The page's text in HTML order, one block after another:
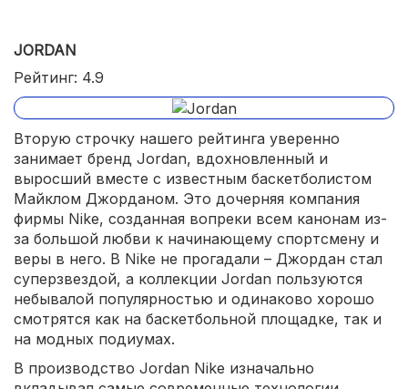
JORDAN
Рейтинг: 4.9
Вторую строчку нашего рейтинга уверенно
занимает бренд Jordan, вдохновленный и
выросший вместе с известным баскетболистом
Майклом Джорданом. Это дочерняя компания
фирмы Nike, созданная вопреки всем канонам из-
за большой любви к начинающему спортсмену и
веры в него. В Nike не прогадали – Джордан стал
суперзвездой, а коллекции Jordan пользуются
небывалой популярностью и одинаково хорошо
смотрятся как на баскетбольной площадке, так и
на модных подиумах.
В производство Jordan Nike изначально